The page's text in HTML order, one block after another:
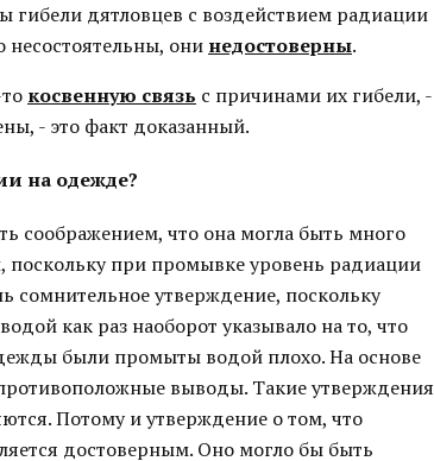
гибели дятловцев с воздействием радиации
они недостоверны.
косвенную связь с причинами их гибели, -
- это факт доказанный.
на одежде?
соображением, что она могла быть много
при промывке уровень радиации
сомнительное утверждение, поскольку
как раз наоборот указывало на то, что
были промыты водой плохо. На основе
выводы. Такие утверждения
Потому и утверждение о том, что
достоверным. Оно могло бы быть